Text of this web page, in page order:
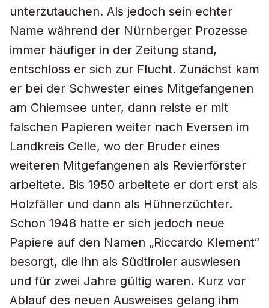
unterzutauchen. Als jedoch sein echter
Name während der Nürnberger Prozesse
immer häufiger in der Zeitung stand,
entschloss er sich zur Flucht. Zunächst kam
er bei der Schwester eines Mitgefangenen
am Chiemsee unter, dann reiste er mit
falschen Papieren weiter nach Eversen im
Landkreis Celle, wo der Bruder eines
weiteren Mitgefangenen als Revierförster
arbeitete. Bis 1950 arbeitete er dort erst als
Holzfäller und dann als Hühnerzüchter.
Schon 1948 hatte er sich jedoch neue
Papiere auf den Namen „Riccardo Klement“
besorgt, die ihn als Südtiroler auswiesen
und für zwei Jahre gültig waren. Kurz vor
Ablauf des neuen Ausweises gelang ihm